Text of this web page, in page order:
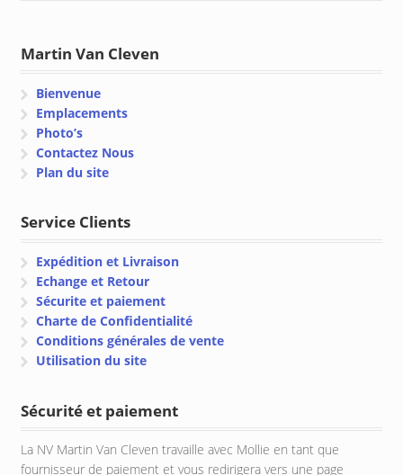
Martin Van Cleven
Bienvenue
Emplacements
Photo’s
Contactez Nous
Plan du site
Service Clients
Expédition et Livraison
Echange et Retour
Sécurite et paiement
Charte de Confidentialité
Conditions générales de vente
Utilisation du site
Sécurité et paiement
La NV Martin Van Cleven travaille avec Mollie en tant que
fournisseur de paiement et vous redirigera vers une page